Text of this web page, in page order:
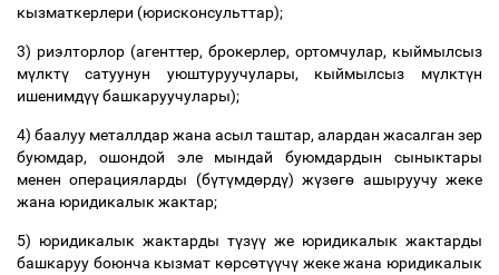
кызматкерлери (юрисконсульттар);
3) риэлторлор (агенттер, брокерлер, ортомчулар, кыймылсыз
мүлктү сатуунун уюштуруучулары, кыймылсыз мүлктүн
ишенимдүүбашкаруучулары);
4) баалуу металлдар жана асыл таштар, алардан жасалган зер
буюмдар, ошондой эле мындай буюмдардын сыныктары
менен операцияларды (бүтүмдөрдү) жүзөгө ашыруучу жеке
жана юридикалык жактар;
5) юридикалык жактарды түзүү же юридикалык жактарды
башкаруу боюнча кызмат көрсөтүүчү жеке жана юридикалык